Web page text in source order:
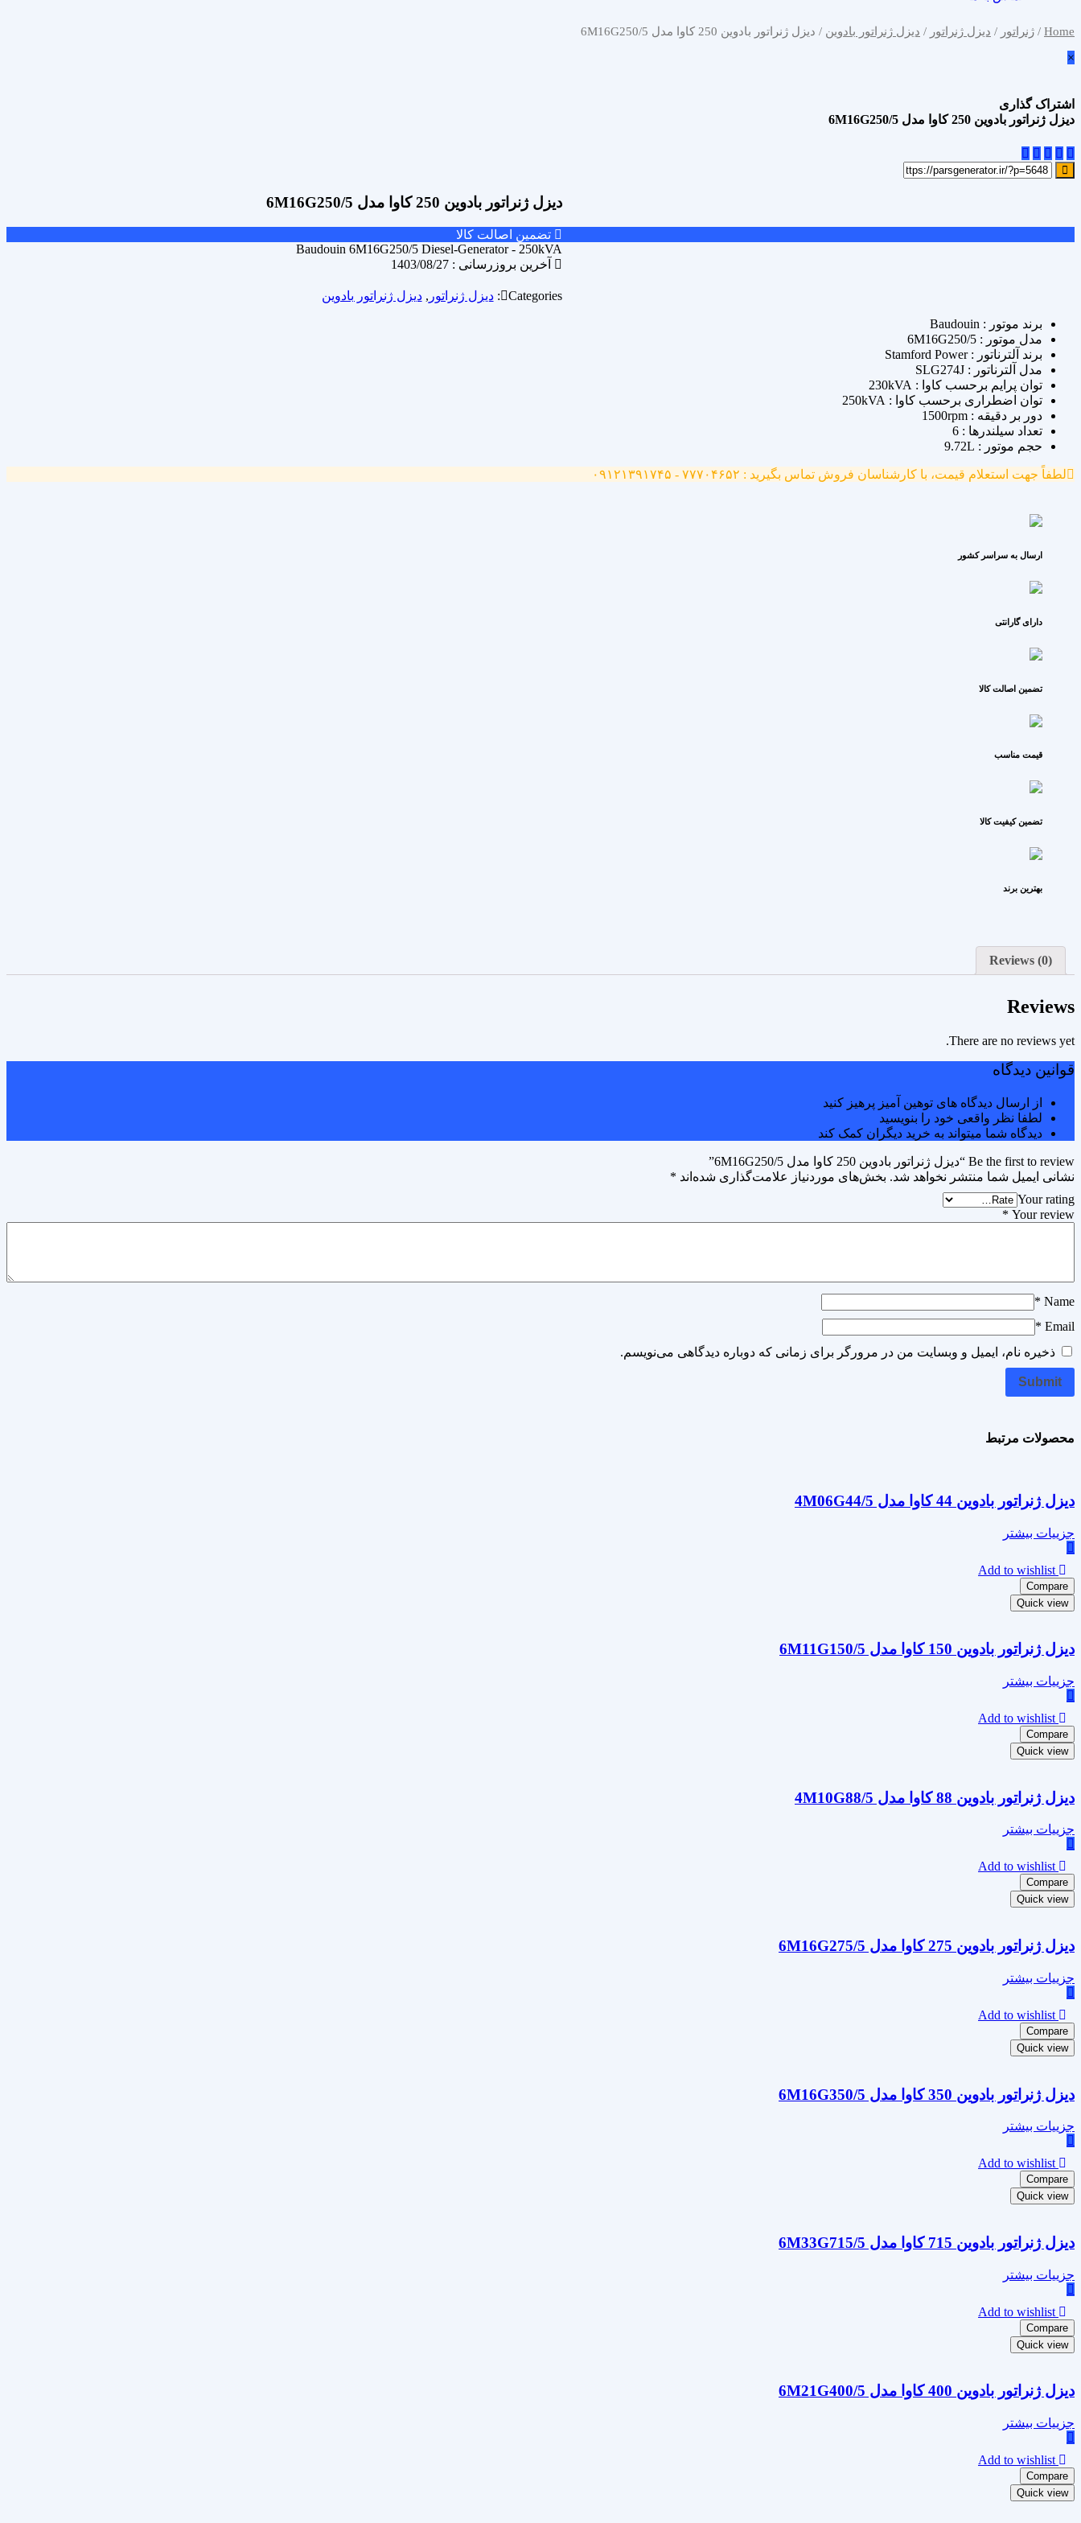
Home
/ ژنراتور / دیزل ژنراتور / دیزل ژنراتور بادوین / دیزل ژنراتور بادوین 250 کاوا مدل 6M16G250/5
×
اشتراک گذاری
دیزل ژنراتور بادوین 250 کاوا مدل 6M16G250/5
مقایسه محصول
Compare
دیزل ژنراتور بادوین 250 کاوا مدل 6M16G250/5
تضمین اصالت کالا
Baudouin 6M16G250/5 Diesel-Generator - 250kVA
آخرین بروزرسانی : 1403/08/27
Categories: دیزل ژنراتور ,دیزل ژنراتور بادوین
برند موتور : Baudouin
مدل موتور : 6M16G250/5
برند آلترناتور : Stamford Power
مدل آلترناتور : SLG274J
توان پرایم برحسب کاوا : 230kVA
توان اضطراری برحسب کاوا : 250kVA
دور بر دقیقه : 1500rpm
تعداد سیلندرها : 6
حجم موتور : 9.72L
لطفاً جهت استعلام قیمت، با کارشناسان فروش تماس بگیرید : ۷۷۷۰۴۶۵۲ - ۰۹۱۲۱۳۹۱۷۴۵
ارسال به سراسر کشور
دارای گارانتی
تضمین اصالت کالا
قیمت مناسب
تضمین کیفیت کالا
بهترین برند
Reviews (0)
Reviews
There are no reviews yet.
قوانین دیدگاه
از ارسال دیدگاه های توهین آمیز پرهیز کنید
لطفا نظر واقعی خود را بنویسید
دیدگاه شما میتواند به خرید دیگران کمک کند
Be the first to review “دیزل ژنراتور بادوین 250 کاوا مدل 6M16G250/5”
نشانی ایمیل شما منتشر نخواهد شد. بخش‌های موردنیاز علامت‌گذاری شده‌اند *
Your rating
Your review
*
Name
*
Email
*
ذخیره نام، ایمیل و وبسایت من در مرورگر برای زمانی که دوباره دیدگاهی می‌نویسم.
محصولات مرتبط
دیزل ژنراتور بادوین 44 کاوا مدل 4M06G44/5
جزییات بیشتر
Add to wishlist
Compare
Quick view
دیزل ژنراتور بادوین 150 کاوا مدل 6M11G150/5
جزییات بیشتر
Add to wishlist
Compare
Quick view
دیزل ژنراتور بادوین 88 کاوا مدل 4M10G88/5
جزییات بیشتر
Add to wishlist
Compare
Quick view
دیزل ژنراتور بادوین 275 کاوا مدل 6M16G275/5
جزییات بیشتر
Add to wishlist
Compare
Quick view
دیزل ژنراتور بادوین 350 کاوا مدل 6M16G350/5
جزییات بیشتر
Add to wishlist
Compare
Quick view
دیزل ژنراتور بادوین 715 کاوا مدل 6M33G715/5
جزییات بیشتر
Add to wishlist
Compare
Quick view
دیزل ژنراتور بادوین 400 کاوا مدل 6M21G400/5
جزییات بیشتر
Add to wishlist
Compare
Quick view